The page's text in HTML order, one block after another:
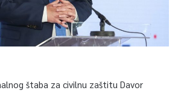
štaba za civilnu zaštitu Davor